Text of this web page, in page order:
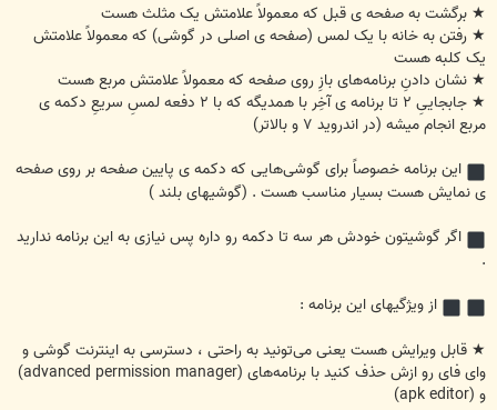
★ برگشت به صفحه ی قبل که معمولاً علامتش یک مثلث هست
★ رفتن به خانه با یک لمس (صفحه ی اصلی در گوشی) که معمولاً علامتش
یک کلبه هست
★ نشان دادنِ برنامه‌های بازِ روی صفحه که معمولاً علامتش مربع هست
★ جابجاییِ ۲ تا برنامه ی آخِر با همدیگه که با ۲ دفعه لمسِ سریعِ دکمه ی
مربع انجام میشه (در اندروید ۷ و بالاتر)
این برنامه خصوصاً برای گوشی‌هایی که دکمه ی پایین صفحه بر روی صفحه
ی نمایش هست بسیار مناسب هست . (گوشیهای بلند )
اگر گوشیتون خودش هر سه تا دکمه رو داره پس نیازی به این برنامه ندارید
از ویژگیهای این برنامه :
★ قابل ویرایش هست یعنی می‌تونید به راحتی ، دسترسی به اینترنت گوشی و
وای فای رو ازش حذف کنید با برنامه‌های (advanced permission manager)
و (apk editor)